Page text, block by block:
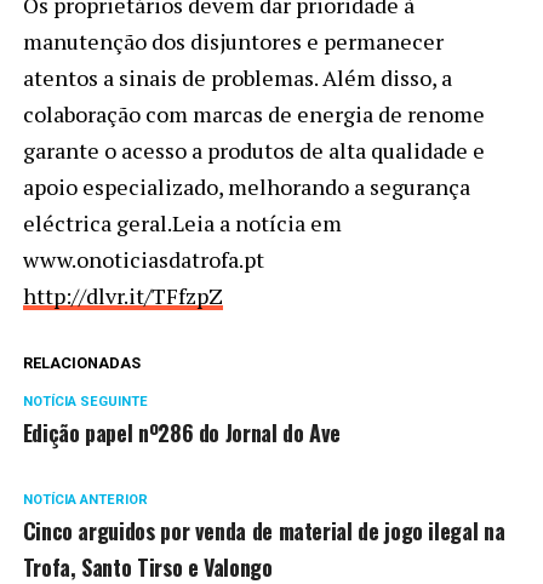
manutenção dos disjuntores e permanecer
atentos a sinais de problemas. Além disso, a
colaboração com marcas de energia de renome
garante o acesso a produtos de alta qualidade e
apoio especializado, melhorando a segurança
eléctrica geral.Leia a notícia em
www.onoticiasdatrofa.pt
http://dlvr.it/TFfzpZ
RELACIONADAS
NOTÍCIA SEGUINTE
Edição papel nº286 do Jornal do Ave
NOTÍCIA ANTERIOR
Cinco arguidos por venda de material de jogo ilegal na
Trofa, Santo Tirso e Valongo